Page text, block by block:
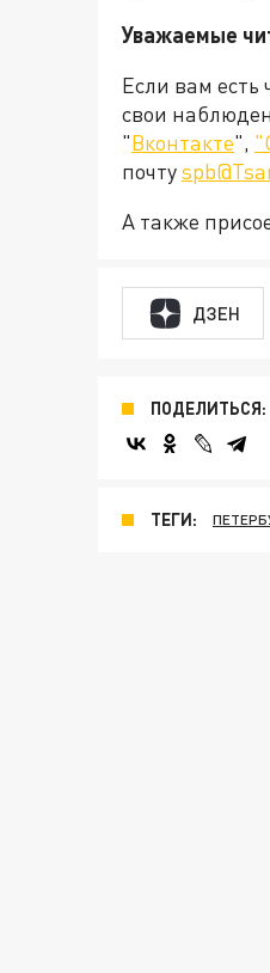
Уважаемые
Если вам есть
свои
"Вконтакте",
почту
А также
ДЗЕН
ПОДЕЛИТЬСЯ:
ТЕГИ: